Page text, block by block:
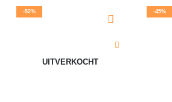
-52%
UITVERKOCHT
-45%